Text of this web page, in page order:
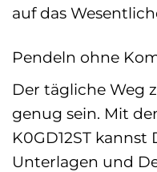
auf das
Pendeln ohne
Der tägliche Weg
genug sein. Mit
K0GD12ST
Unterlagen und